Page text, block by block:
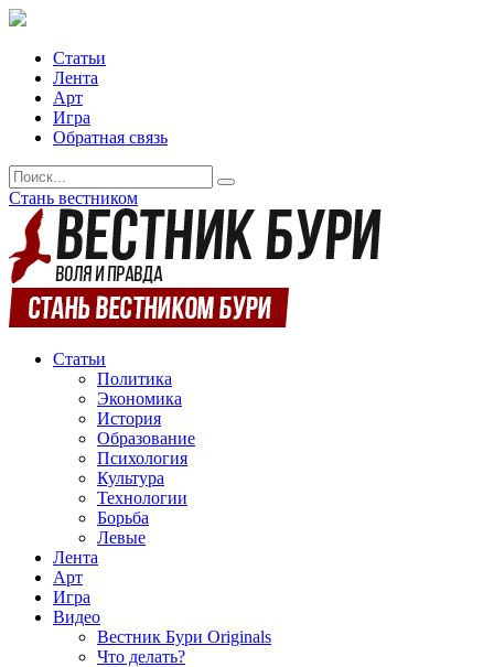
Статьи
Лента
Арт
Игра
Обратная связь
Стань вестником
Статьи
Политика
Экономика
История
Образование
Психология
Культура
Технологии
Борьба
Левые
Лента
Арт
Игра
Видео
Вестник Бури Originals
Что делать?